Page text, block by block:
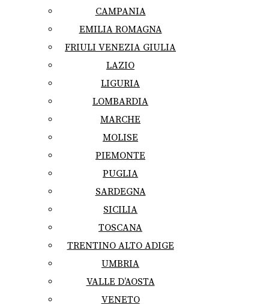
CAMPANIA
EMILIA ROMAGNA
FRIULI VENEZIA GIULIA
LAZIO
LIGURIA
LOMBARDIA
MARCHE
MOLISE
PIEMONTE
PUGLIA
SARDEGNA
SICILIA
TOSCANA
TRENTINO ALTO ADIGE
UMBRIA
VALLE D’AOSTA
VENETO